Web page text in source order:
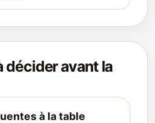
décider avant la
à la table